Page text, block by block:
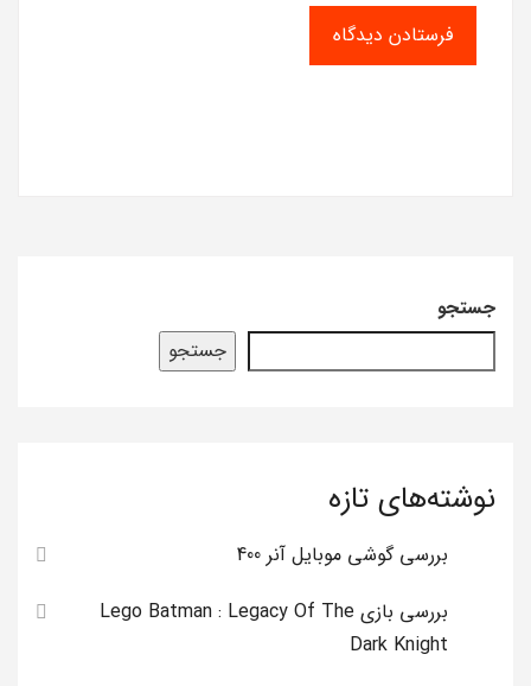
جستجو
جستجو
نوشته‌های تازه
بررسی گوشی موبایل آنر 400
بررسی بازی Lego Batman : Legacy Of The
Dark Knight